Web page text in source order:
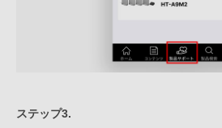
ステップ3.